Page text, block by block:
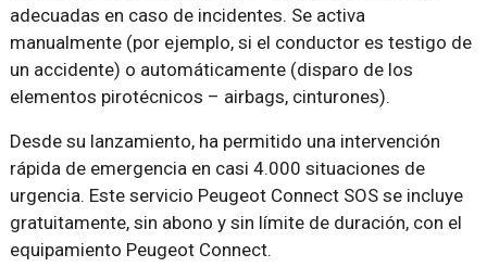
adecuadas en caso de incidentes. Se activa
manualmente (por ejemplo, si el conductor es testigo de
un accidente) o automáticamente (disparo de los
elementos pirotécnicos – airbags, cinturones).
Desde su lanzamiento, ha permitido una intervención
rápida de emergencia en casi 4.000 situaciones de
urgencia. Este servicio Peugeot Connect SOS se incluye
gratuitamente, sin abono y sin límite de duración, con el
equipamiento Peugeot Connect.